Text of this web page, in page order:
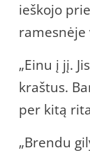
ieškojo
ramesnėje
„Einu į jį.
kraštus.
per kitą
„Brendu